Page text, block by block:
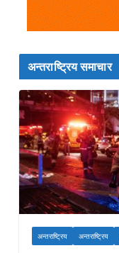
अन्तराष्ट्रिय समाचार
अन्तराष्ट्रिय अन्तराष्ट्रिय